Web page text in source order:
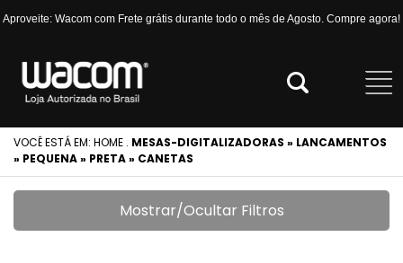
Aproveite: Wacom com Frete grátis durante todo o mês de Agosto. Compre agora!
VOCÊ ESTÁ EM: HOME . MESAS-DIGITALIZADORAS » LANCAMENTOS
» PEQUENA » PRETA » CANETAS
Mostrar/Ocultar Filtros